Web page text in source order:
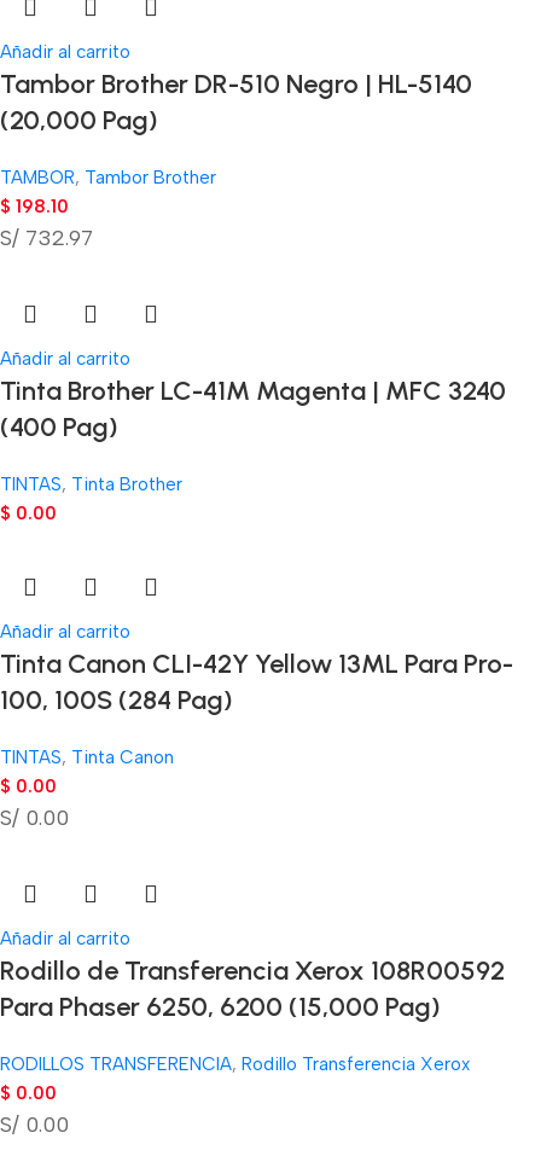
Añadir al carrito
Tambor Brother DR-510 Negro | HL-5140
(20,000 Pag)
TAMBOR, Tambor Brother
$ 198.10
S/ 732.97
Añadir al carrito
Tinta Brother LC-41M Magenta | MFC 3240
(400 Pag)
TINTAS, Tinta Brother
$ 0.00
Añadir al carrito
Tinta Canon CLI-42Y Yellow 13ML Para Pro-
100, 100S (284 Pag)
TINTAS, Tinta Canon
$ 0.00
S/ 0.00
Añadir al carrito
Rodillo de Transferencia Xerox 108R00592
Para Phaser 6250, 6200 (15,000 Pag)
RODILLOS TRANSFERENCIA, Rodillo Transferencia Xerox
$ 0.00
S/ 0.00